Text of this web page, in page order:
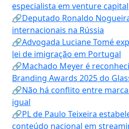
especialista em venture capital
🔗Deputado Ronaldo
internacionais na Rússia
🔗Advogada Luciane Tomé
lei de imigração em Portugal
🔗Machado Meyer é
Branding Awards 2025 do
🔗Não há conflito entre
igual
🔗PL de Paulo Teixeira
conteúdo nacional em